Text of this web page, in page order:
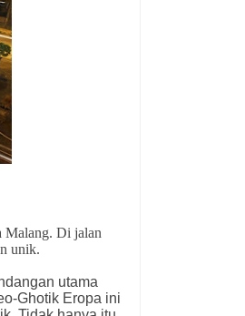
Malang. Di jalan
unik.
utama
Ghotik Eropa ini